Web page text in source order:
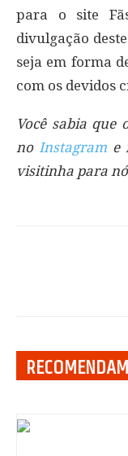
para o site
divulgação
seja em forma
com os devidos
Você sabia que
no Instagrame
visitinha para